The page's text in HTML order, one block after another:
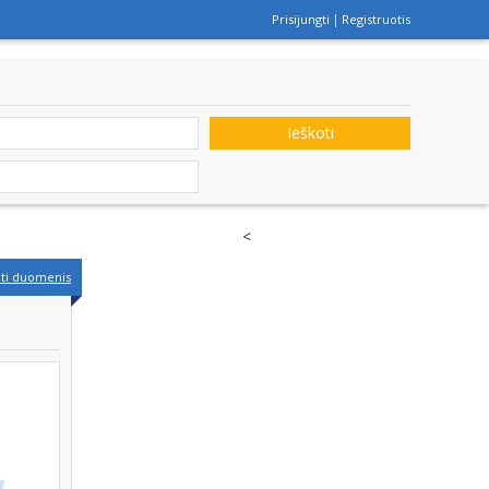
Prisijungti Registruotis
Ieškoti
duomenis
<